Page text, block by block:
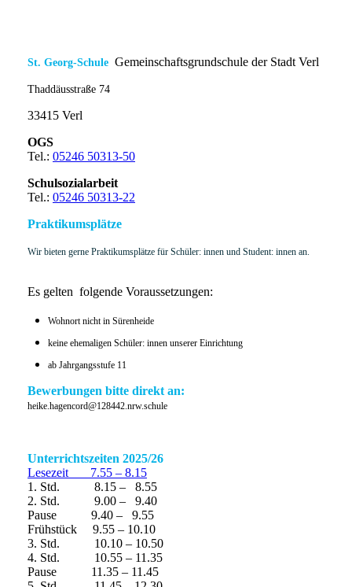
St. Georg-Schule Gemeinschaftsgrundschule der Stadt Verl
Thaddäusstraße 74
33415 Verl
OGS
Tel.: 05246 50313-50
Schulsozialarbeit
Tel.: 05246 50313-22
Praktikumsplätze
Wir bieten gerne Praktikumsplätze für Schüler: innen und Student: innen an.
Es gelten folgende Voraussetzungen:
Wohnort nicht in Sürenheide
keine ehemaligen Schüler: innen unserer Einrichtung
ab Jahrgangsstufe 11
Bewerbungen bitte direkt an:
heike.hagencord@128442.nrw.schule
Unterrichtszeiten 2025/26
Lesezeit 7.55 – 8.15
1. Std. 8.15 – 8.55
2. Std. 9.00 – 9.40
Pause 9.40 – 9.55
Frühstück 9.55 – 10.10
3. Std. 10.10 – 10.50
4. Std. 10.55 – 11.35
Pause 11.35 – 11.45